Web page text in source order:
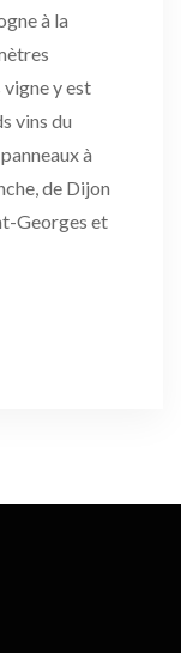
à la
vigne y est
vins du
à
de Dijon
Georges et